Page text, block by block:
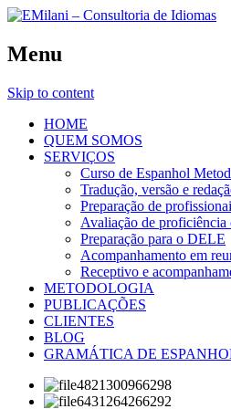
Menu
Skip to content
HOME
QUEM SOMOS
SERVIÇOS
Curso de Espanhol
Tradução, versão e
Preparação de
Avaliação de proficiência
Preparação para o DELE
Acompanhamento em
Receptivo e
METODOLOGIA
PUBLICAÇÕES
CLIENTES
BLOG
GRAMÁTICA DE